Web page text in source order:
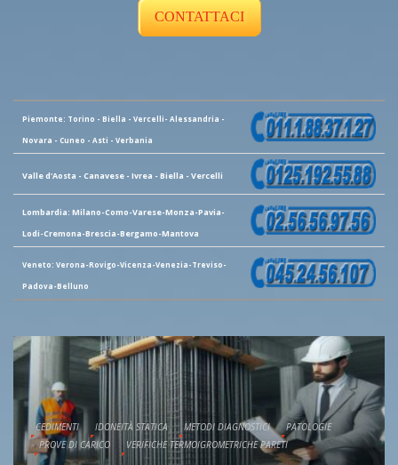
CONTATTACI
Piemonte: Torino - Biella - Vercelli- Alessandria -
Novara - Cuneo - Asti - Verbania
Valle d'Aosta - Canavese - Ivrea - Biella - Vercelli
Lombardia: Milano-Como-Varese-Monza-Pavia-
Lodi-Cremona-Brescia-Bergamo-Mantova
Veneto: Verona-Rovigo-Vicenza-Venezia-Treviso-
Padova-Belluno
CEDIMENTI IDONEITÀ STATICA METODI DIAGNOSTICI
PATOLOGIE
PROVE DI CARICO
VERIFICHE TERMOIGROMETRICHE PARETI